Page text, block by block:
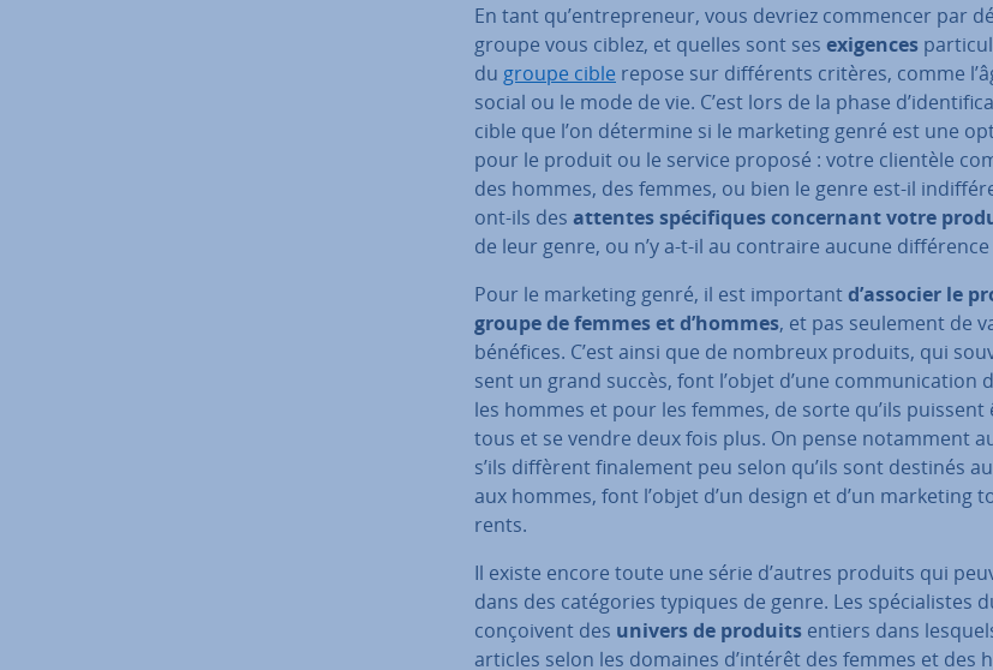
En tant qu’en­tre­pre­neur, vous devriez commencer par
groupe vous ciblez, et quelles sont ses exigences
du groupe cible repose sur dif­fé­rents critères, comme
social ou le mode de vie. C’est lors de la phase
cible que l’on détermine si le marketing genré est une
pour le produit ou le service proposé : votre clientèle
des hommes, des femmes, ou bien le genre est-il
ont-ils des attentes spé­ci­fiques con­cer­nant votre
de leur genre, ou n’y a-t-il au contraire aucune dif­fé­rence
Pour le marketing genré, il est importantd’associer le
groupe de femmes et d’hommes, et pas seulement de
bénéfices. C’est ainsi que de nombreux produits, qui
sent un grand succès, font l’objet d’une com­mu­ni­ca­tion
les hommes et pour les femmes, de sorte qu’ils
tous et se vendre deux fois plus. On pense notamment
s’ils diffèrent fi­na­le­ment peu selon qu’ils sont destinés
aux hommes, font l’objet d’un design et d’un
rents.
Il existe encore toute une série d’autres produits qui
dans des ca­té­go­ries typiques de genre. Les spé­cia­listes
con­çoi­vent des univers de produits entiers dans
articles selon les domaines d’intérêt des femmes et des